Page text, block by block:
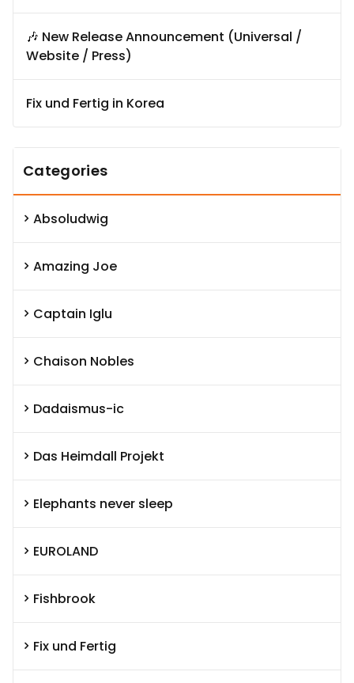
🎶 New Release Announcement (Universal /
Website / Press)
Fix und Fertig in Korea
Categories
Absoludwig
Amazing Joe
Captain Iglu
Chaison Nobles
Dadaismus-ic
Das Heimdall Projekt
Elephants never sleep
EUROLAND
Fishbrook
Fix und Fertig